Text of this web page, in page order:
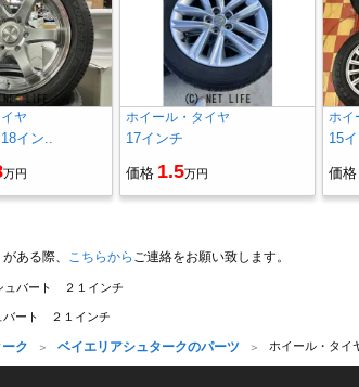
ヤ
イン..
万円
ホイール・タイヤ
17インチ
価格 1.5万円
ホイ
15
価格
ある際、 こちらから ご連絡をお願い致します。
ュバート ２１インチ
バート ２１インチ
ク ベイエリアシュタークのパーツ ホイール・タ